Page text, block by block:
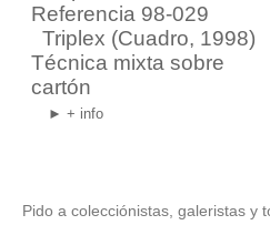
Referencia 98-029
Triplex (Cuadro, 1998)
Técnica mixta sobre
cartón
► + info
Pido a colecciónistas, galeristas y